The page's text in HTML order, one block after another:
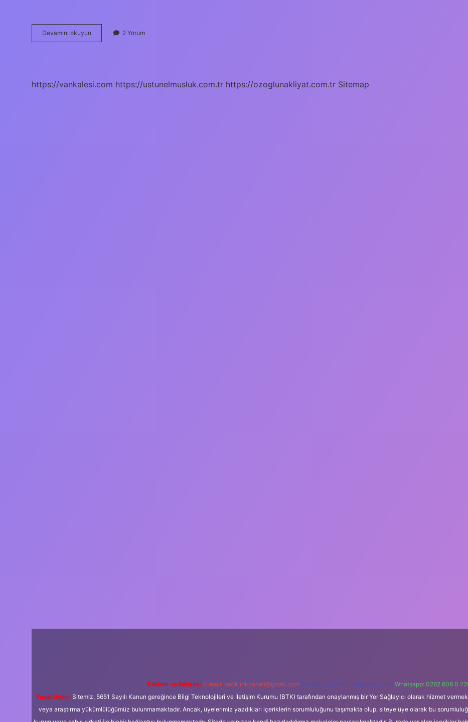
Devamını okuyun
Testi
2 Yorum
https://vankalesi.com https://ustunelmusluk.com.tr https://ozoglunakliyat.com.tr Sitemap
Reklam ve İletişim: E-mail: backlinkpaneli@gmail.com Teams: forumhizmeti@gmail.com Whatsapp: 0262 606 0
Yasal Uyarı: Sitemiz, 5651 Sayılı Kanun gereğince Bilgi Teknolojileri ve İletişim Kurumu (BTK) tarafından onaylanmış bir Yer Sağlayıcı olarak hizmet
veya araştırma yükümlülüğümüz bulunmamaktadır. Ancak, üyelerimiz yazdıkları içeriklerin sorumluluğunu taşımakta olup, siteye üye olarak bu